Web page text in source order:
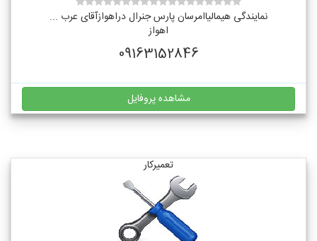
نمایندگی هیمالیاامرسان پارس جنرال دراهوازآقای عرب ...
اهواز
09163152846
مشاهده پروفایل
تعمیرکار